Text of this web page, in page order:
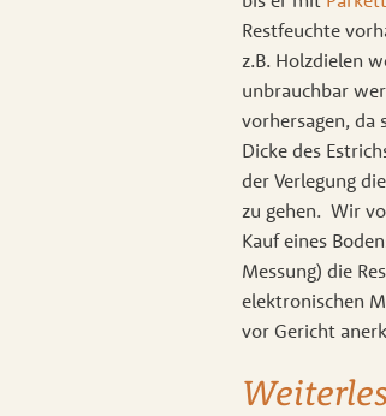
Restfeuchte
z.B. Holzdielen
unbrauchbar
vorhersagen, da
Dicke des
der Verlegung
zu gehen. Wir
Kauf eines
Messung) die
elektronischen
vor Gericht